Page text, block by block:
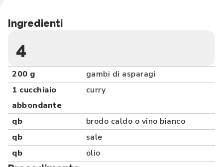
Ingredienti
4
200 g
gambi di asparagi
1 cucchiaio
abbondante
curry
qb
brodo caldo o vino bianco
qb
sale
qb
olio